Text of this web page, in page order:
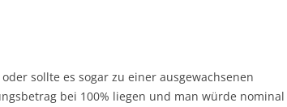
sollte es sogar zu einer ausgewachsenen
bei 100% liegen und man würde nominal